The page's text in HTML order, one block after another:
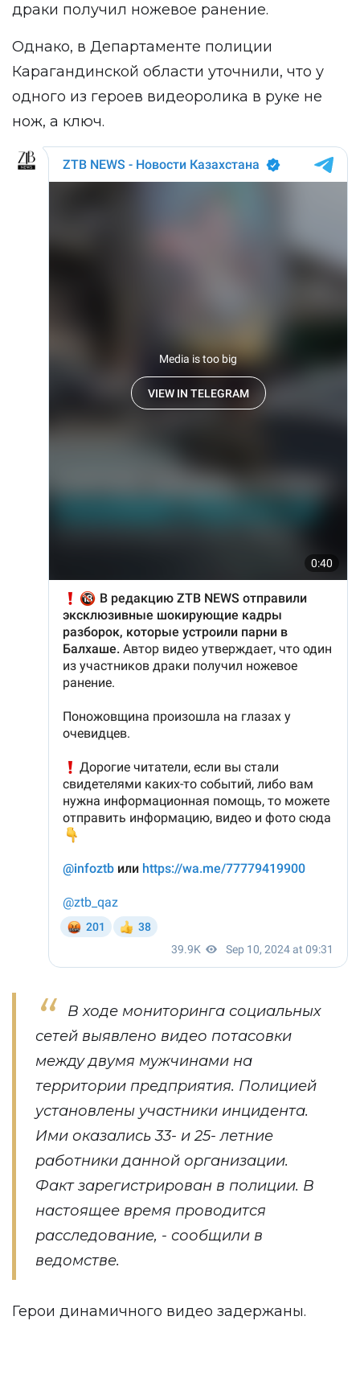
драки получил ножевое ранение.
Однако, в Департаменте полиции
Карагандинской области уточнили, что у
одного из героев видеоролика в руке не
нож, а ключ.
В ходе мониторинга социальных
сетей выявлено видео потасовки
между двумя мужчинами на
территории предприятия. Полицией
установлены участники инцидента.
Ими оказались 33- и 25- летние
работники данной организации.
Факт зарегистрирован в полиции. В
настоящее время проводится
расследование, - сообщили в
ведомстве.
Герои динамичного видео задержаны.